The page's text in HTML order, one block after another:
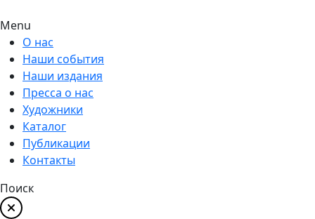
Menu
О нас
Наши события
Наши издания
Пресса о нас
Художники
Каталог
Публикации
Контакты
Поиск